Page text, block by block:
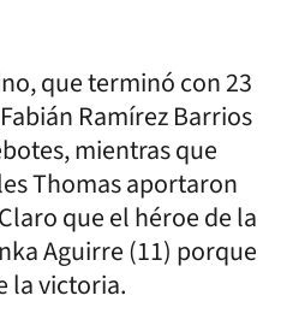
que terminó con 23
Ramírez Barrios
mientras que
Thomas aportaron
que el héroe de la
Aguirre (11) porque
la victoria.